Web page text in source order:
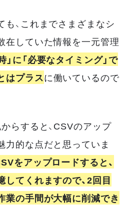
、これまでさまざまなシ
在していた情報を一元管理
」に「必要なタイミング」で
はプラスに働いているので
らすると、CSVのアップ
力的な点だと思っていま
をアップロードすると、
てくれますので、2回目
業の手間が大幅に削減でき